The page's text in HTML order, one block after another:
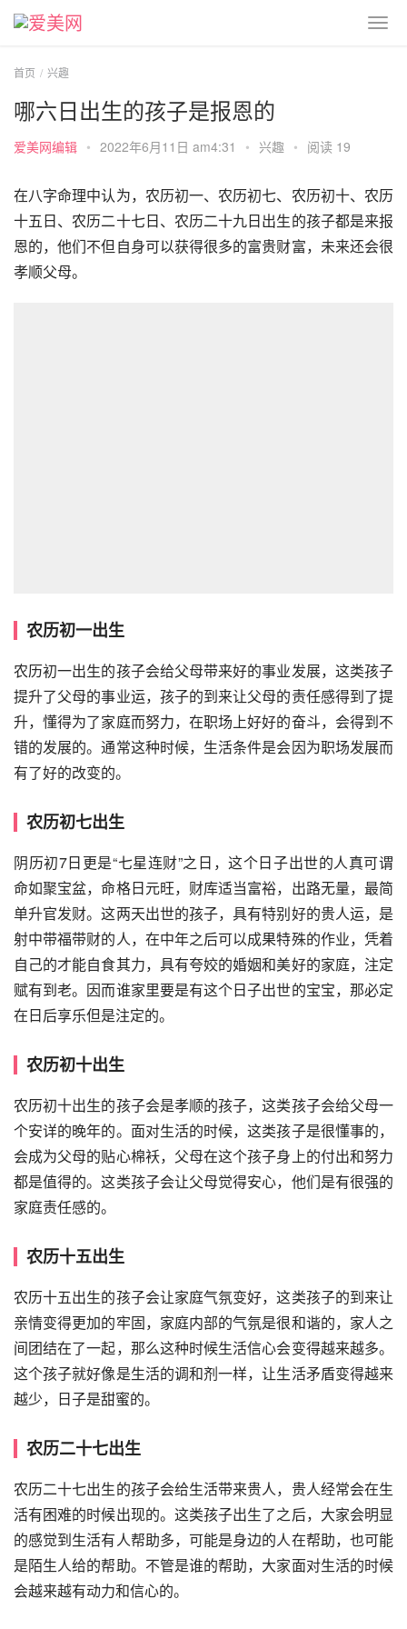
首页 兴趣
哪六日出生的孩子是报恩的
爱美网编辑 • 2022年6月11日 am4:31 • 兴趣 • 阅读 19
在八字命理中认为，农历初一、农历初七、农历初十、农历
十五日、农历二十七日、农历二十九日出生的孩子都是来报
恩的，他们不但自身可以获得很多的富贵财富，未来还会很
孝顺父母。
农历初一出生
农历初一出生的孩子会给父母带来好的事业发展，这类孩子
提升了父母的事业运，孩子的到来让父母的责任感得到了提
升，懂得为了家庭而努力，在职场上好好的奋斗，会得到不
错的发展的。通常这种时候，生活条件是会因为职场发展而
有了好的改变的。
农历初七出生
阴历初7日更是“七星连财”之日，这个日子出世的人真可谓
命如聚宝盆，命格日元旺，财库适当富裕，出路无量，最简
单升官发财。这两天出世的孩子，具有特别好的贵人运，是
射中带福带财的人，在中年之后可以成果特殊的作业，凭着
自己的才能自食其力，具有夸姣的婚姻和美好的家庭，注定
赋有到老。因而谁家里要是有这个日子出世的宝宝，那必定
在日后享乐但是注定的。
农历初十出生
农历初十出生的孩子会是孝顺的孩子，这类孩子会给父母一
个安详的晚年的。面对生活的时候，这类孩子是很懂事的，
会成为父母的贴心棉袄，父母在这个孩子身上的付出和努力
都是值得的。这类孩子会让父母觉得安心，他们是有很强的
家庭责任感的。
农历十五出生
农历十五出生的孩子会让家庭气氛变好，这类孩子的到来让
亲情变得更加的牢固，家庭内部的气氛是很和谐的，家人之
间团结在了一起，那么这种时候生活信心会变得越来越多。
这个孩子就好像是生活的调和剂一样，让生活矛盾变得越来
越少，日子是甜蜜的。
农历二十七出生
农历二十七出生的孩子会给生活带来贵人，贵人经常会在生
活有困难的时候出现的。这类孩子出生了之后，大家会明显
的感觉到生活有人帮助多，可能是身边的人在帮助，也可能
是陌生人给的帮助。不管是谁的帮助，大家面对生活的时候
会越来越有动力和信心的。